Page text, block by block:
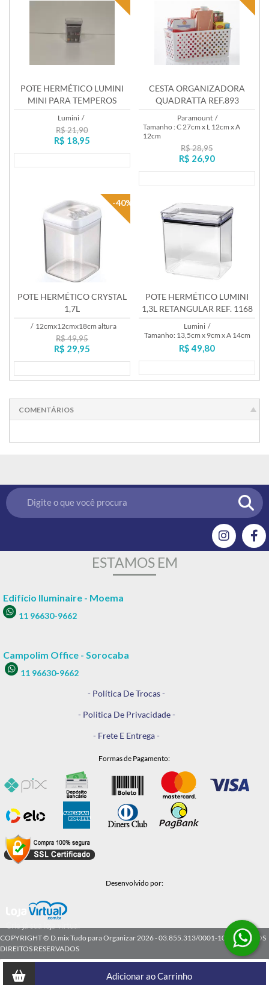
Adicionar ao Carrinho
POTE HERMÉTICO LUMINI
MINI PARA TEMPEROS
180ML REF. 1978
Lumini /
R$ 21,90
R$ 18,95
CESTA ORGANIZADORA
QUADRATTA REF.893
Paramount /
Tamanho : C 27cm x L 12cm x A
12cm
R$ 28,95
R$ 26,90
-40%
POTE HERMÉTICO CRYSTAL
1,7L
/ 12cmx12cmx18cm altura
R$ 49,95
R$ 29,95
POTE HERMÉTICO LUMINI
1,3L RETANGULAR REF. 1168
Lumini /
Tamanho: 13,5cm x 9cm x A 14cm
R$ 49,80
COMENTÁRIOS
ESTAMOS EM
Edifício Iluminaire - Moema
11 96630-9662
Campolim Office - Sorocaba
11 96630-9662
- Política De Trocas -
- Politica De Privacidade -
- Frete E Entrega -
Formas de Pagamento:
Desenvolvido por:
Crie já sua loja virtual
COPYRIGHT © D.mix Tudo para Organizar 2026 - 03.855.313/0001-10 - TODOS OS
DIREITOS RESERVADOS